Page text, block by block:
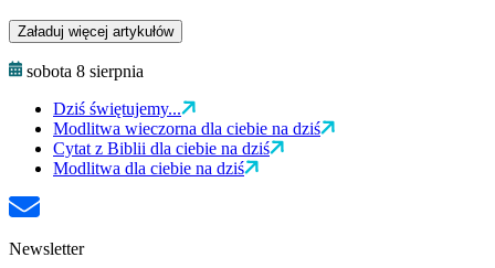
Załaduj więcej artykułów
sobota 8 sierpnia
Dziś świętujemy...
Modlitwa wieczorna dla ciebie na dziś
Cytat z Biblii dla ciebie na dziś
Modlitwa dla ciebie na dziś
Newsletter